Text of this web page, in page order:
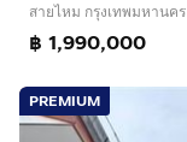
สายไหม กรุงเทพมหานคร
฿ 1,990,000
PREMIUM